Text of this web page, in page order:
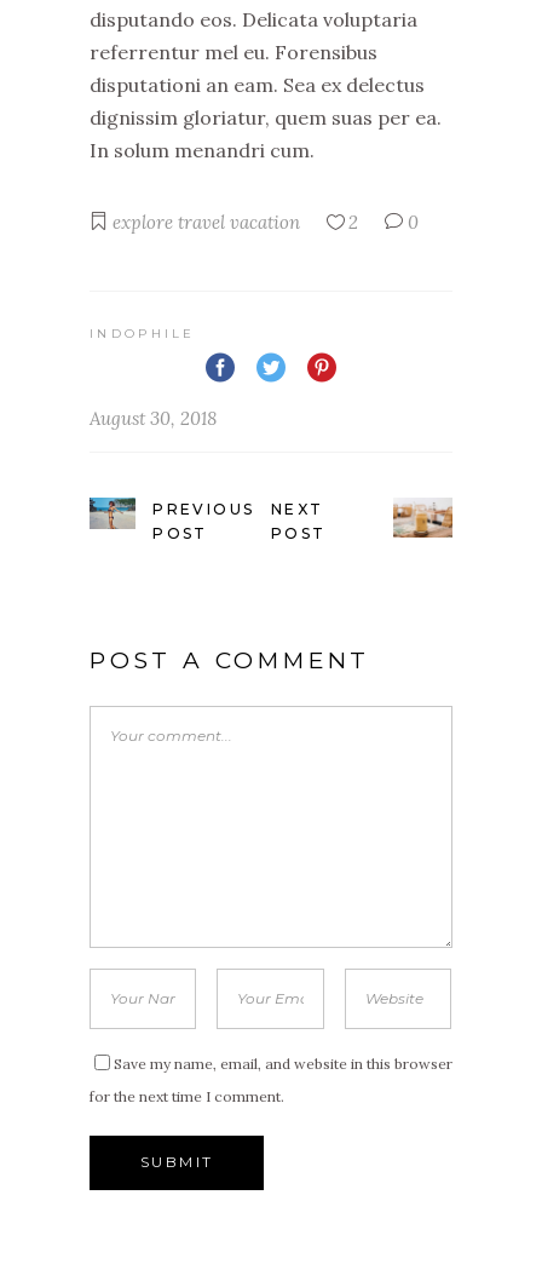
disputando eos. Delicata voluptaria
referrentur mel eu. Forensibus
disputationi an eam. Sea ex delectus
dignissim gloriatur, quem suas per ea.
In solum menandri cum.
explore travel vacation 2 0
INDOPHILE
August 30, 2018
PREVIOUS
POST
NEXT
POST
POST A COMMENT
Save my name, email, and website in this browser
for the next time I comment.